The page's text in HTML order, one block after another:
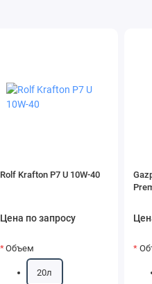
Rolf Krafton P7 U 10W-40
Цена по запросу
Объем
20л